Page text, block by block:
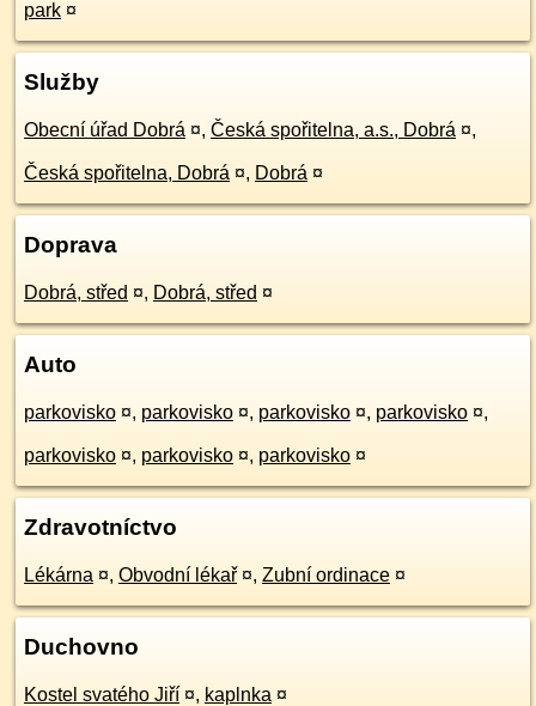
park ¤
Služby
Obecní úřad Dobrá ¤, Česká spořitelna, a.s., Dobrá ¤,
Česká spořitelna, Dobrá ¤, Dobrá ¤
Doprava
Dobrá, střed ¤, Dobrá, střed ¤
Auto
parkovisko ¤, parkovisko ¤, parkovisko ¤, parkovisko ¤,
parkovisko ¤, parkovisko ¤, parkovisko ¤
Zdravotníctvo
Lékárna ¤, Obvodní lékař ¤, Zubní ordinace ¤
Duchovno
Kostel svatého Jiří ¤, kaplnka ¤